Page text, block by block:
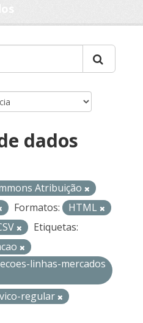
dados
Atribuição
Formatos:
HTML
Etiquetas:
linhas-mercados
regular